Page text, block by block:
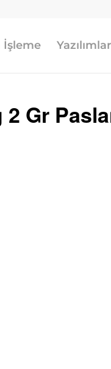
İşleme Yazılımlar
Gr